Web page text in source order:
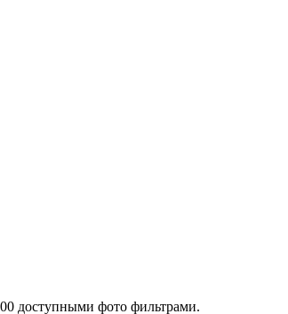
доступными фото фильтрами.